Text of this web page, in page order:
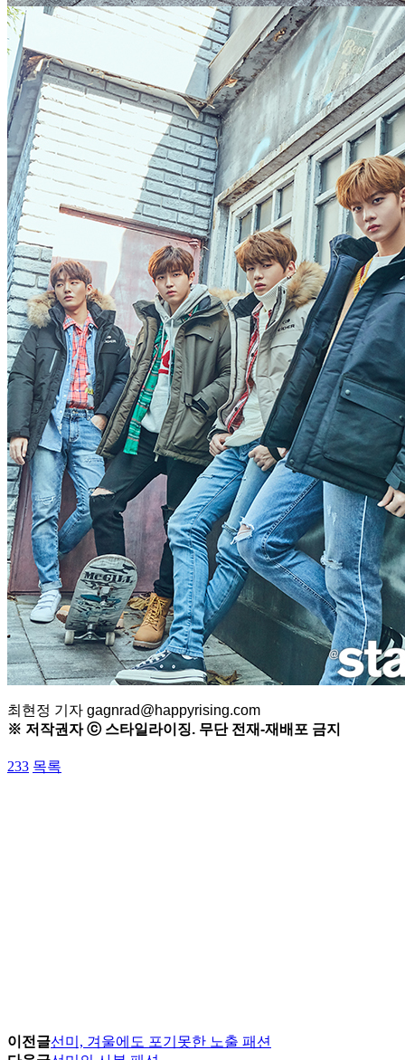
최현정 기자 gagnrad@happyrising.com
※ 저작권자 ⓒ 스타일라이징. 무단 전재-재배포 금지
233 목록
이전글선미, 겨울에도 포기못한 노출 패션